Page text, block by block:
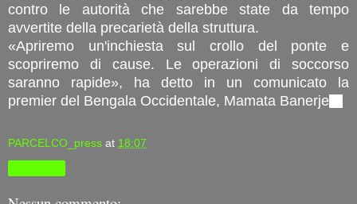
contro le autorità che sarebbe state da tempo
avvertite della precarietà della struttura.
«Apriremo un'inchiesta sul crollo del ponte e
scopriremo di cause. Le operazioni di soccorso
saranno rapide», ha detto in un comunicato la
premier del Bengala Occidentale, Mamata Banerje
PARCELCO_press at 18:07